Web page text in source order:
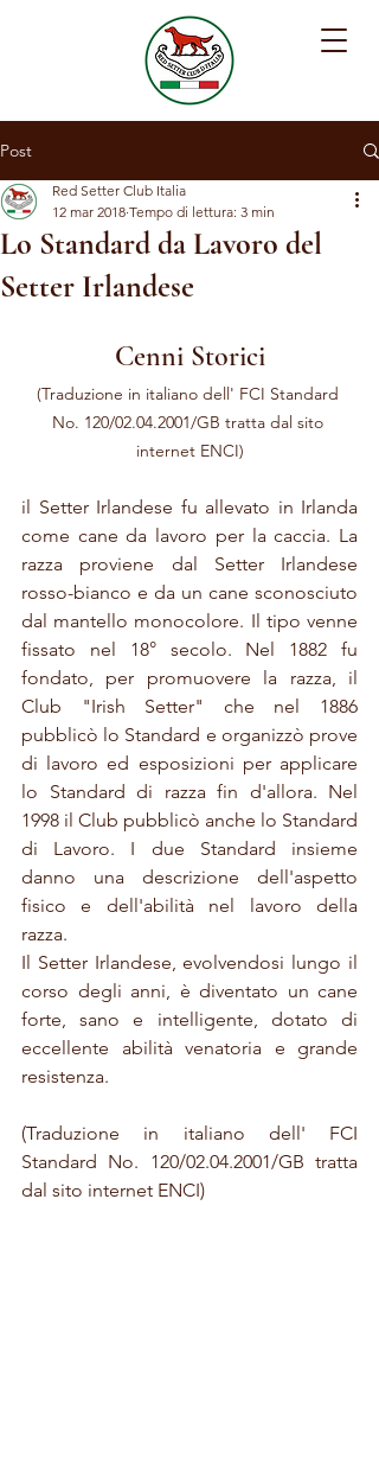
Post
Lo Standard da Lavoro del
Setter Irlandese
Red Setter Club Italia
12 mar 2018 Tempo di lettura: 3 min
Cenni Storici
(Traduzione in italiano dell' FCI Standard
No. 120/02.04.2001/GB tratta dal sito
internet ENCI)
il Setter Irlandese fu allevato in Irlanda
come cane da lavoro per la caccia. La
razza proviene dal Setter Irlandese
rosso-bianco e da un cane sconosciuto
dal mantello monocolore. Il tipo venne
fissato nel 18° secolo. Nel 1882 fu
fondato, per promuovere la razza, il
Club "Irish Setter" che nel 1886
pubblicò lo Standard e organizzò prove
di lavoro ed esposizioni per applicare
lo Standard di razza fin d'allora. Nel
1998 il Club pubblicò anche lo Standard
di Lavoro. I due Standard insieme
danno una descrizione dell'aspetto
fisico e dell'abilità nel lavoro della
razza.
Il Setter Irlandese, evolvendosi lungo il
corso degli anni, è diventato un cane
forte, sano e intelligente, dotato di
eccellente abilità venatoria e grande
resistenza.
(Traduzione in italiano dell' FCI
Standard No. 120/02.04.2001/GB tratta
dal sito internet ENCI)